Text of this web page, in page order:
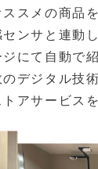
スメの商品
ンサと連動
にて自動で
デジタル技
アサービス